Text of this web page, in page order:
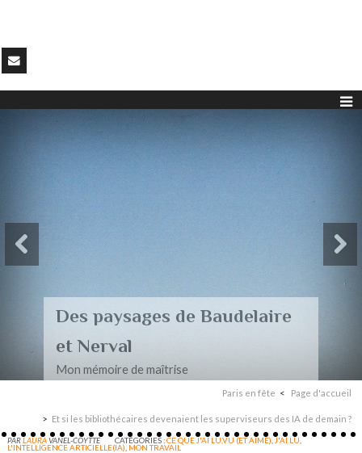
Des paysages de Baudelaire
et Nerval
Mon mémoire de maîtrise
Paris en fête Page d'accueil
Et si les bibliothécaires devenaient les superviseurs des IA de demain ?
PARLAURAVANEL-COYTTE CATÉGORIES :CE QUE J'AI LU,VU (ET AIMÉ) ,J'AI LU
L'INTELLIGENCE ARTICIELLE(IA) MON TRAVAIL